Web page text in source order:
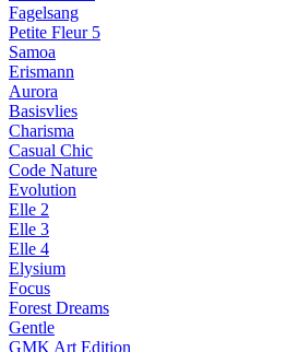
Fagelsang
Petite Fleur 5
Samoa
Erismann
Aurora
Basisvlies
Charisma
Casual Chic
Code Nature
Evolution
Elle 2
Elle 3
Elle 4
Elysium
Focus
Forest Dreams
Gentle
GMK Art Edition